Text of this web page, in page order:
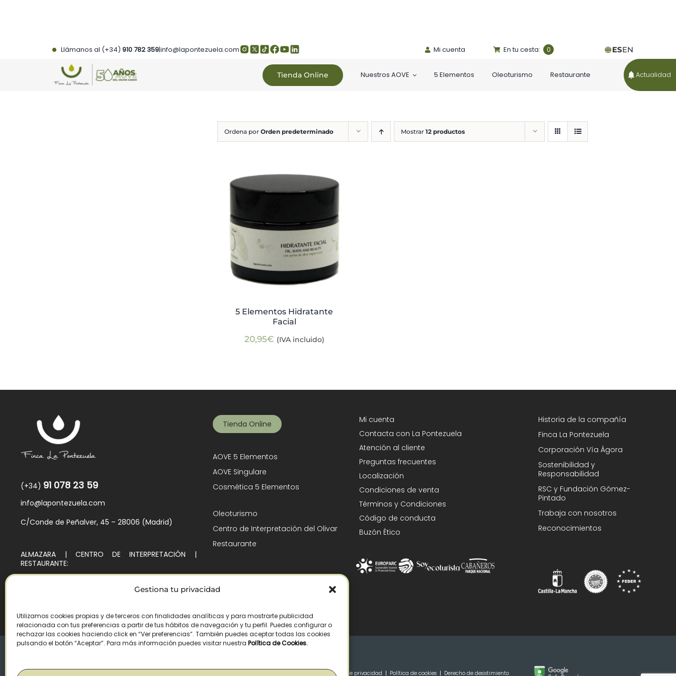
Gestiona tu privacidad
Utilizamos cookies propias y de terceros con finalidades analíticas y para mostrarte publicidad
relacionada con tus preferencias a partir de tus hábitos de navegación y tu perfil. Puedes configurar o
rechazar las cookies haciendo click en “Ver preferencias”. También puedes aceptar todas las cookies
pulsando el botón “Aceptar”. Para más información puedes visitar nuestra Política de Cookies.
Llámanos al (+34) 910 782 359|info@lapontezuela.com Mi cuenta En tu cesta: 0 ESEN
Tienda Online Nuestros AOVE 5 Elementos Oleoturismo Restaurante Actualidad
Ordena por Orden predeterminado Mostrar 12 productos
5 Elementos Hidratante
Facial
20,95€ (IVA incluido)
(+34) 91 078 23 59
info@lapontezuela.com
C/Conde de Peñalver, 45 – 28006 (Madrid)
ALMAZARA | CENTRO DE INTERPRETACIÓN |
RESTAURANTE:
45140 – Los Navalmorales (Toledo)
Tienda Online
AOVE 5 Elementos
AOVE Singulare
Cosmética 5 Elementos
Oleoturismo
Centro de Interpretación del Olivar
Restaurante
Mi cuenta
Contacta con La Pontezuela
Atención al cliente
Preguntas frecuentes
Localización
Condiciones de venta
Términos y Condiciones
Código de conducta
Buzón Ético
Historia de la compañía
Finca La Pontezuela
Corporación Vía Ágora
Sostenibilidad y
Responsabilidad
RSC y Fundación Gómez-
Pintado
Trabaja con nosotros
Reconocimientos
Política de privacidad | Política de cookies | Derecho de desistimiento